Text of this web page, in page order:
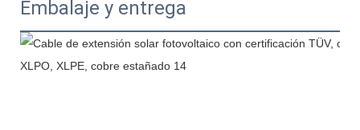
Embalaje y entrega